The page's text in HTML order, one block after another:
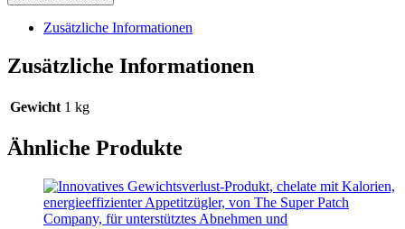
„Komfort“
MengeZusätzliche Informationen
Zusätzliche Informationen
Gewicht 1 kg
Ähnliche Produkte